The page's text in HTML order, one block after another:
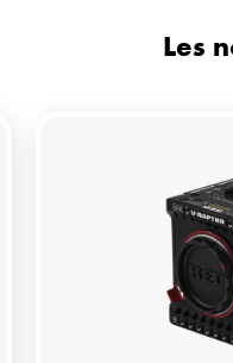
Les